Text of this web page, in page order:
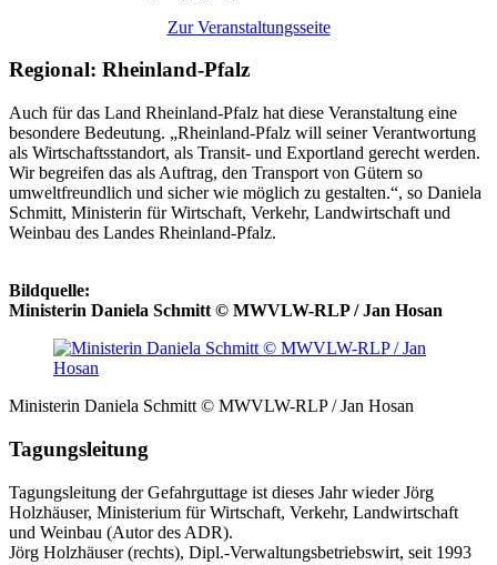
Zur Veranstaltungsseite
Regional: Rheinland-Pfalz
Auch für das Land Rheinland-Pfalz hat diese Veranstaltung eine
besondere Bedeutung. „Rheinland-Pfalz will seiner Verantwortung
als Wirtschaftsstandort, als Transit- und Exportland gerecht werden.
Wir begreifen das als Auftrag, den Transport von Gütern so
umweltfreundlich und sicher wie möglich zu gestalten.“, so Daniela
Schmitt, Ministerin für Wirtschaft, Verkehr, Landwirtschaft und
Weinbau des Landes Rheinland-Pfalz.
Bildquelle:
Ministerin Daniela Schmitt © MWVLW-RLP / Jan Hosan
Ministerin Daniela Schmitt © MWVLW-RLP / Jan Hosan
Tagungsleitung
Tagungsleitung der Gefahrguttage ist dieses Jahr wieder Jörg
Holzhäuser, Ministerium für Wirtschaft, Verkehr, Landwirtschaft
und Weinbau (Autor des ADR).
Jörg Holzhäuser (rechts), Dipl.-Verwaltungsbetriebswirt, seit 1993